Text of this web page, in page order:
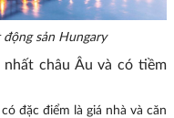
sản Hungary
châu Âu và có tiềm
đặc điểm là giá nhà và căn